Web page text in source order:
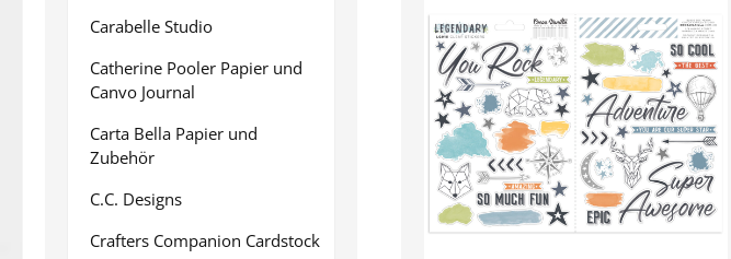
Carabelle Studio
Catherine Pooler Papier und
Canvo Journal
Carta Bella Papier und
Zubehör
C.C. Designs
Crafters Companion Cardstock